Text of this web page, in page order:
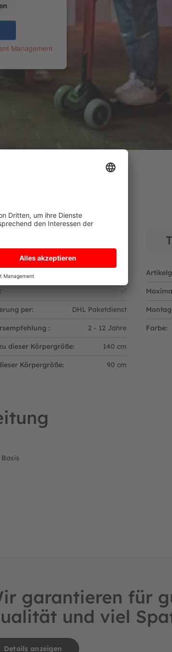
Management
✅
per: DHL Paketdienst
: 2 - 12 Jahre
dieser Körpergröße: 140 cm
Körpergröße: 90 cm
Farbe:
garantieren für
und viel
Details anzeigen